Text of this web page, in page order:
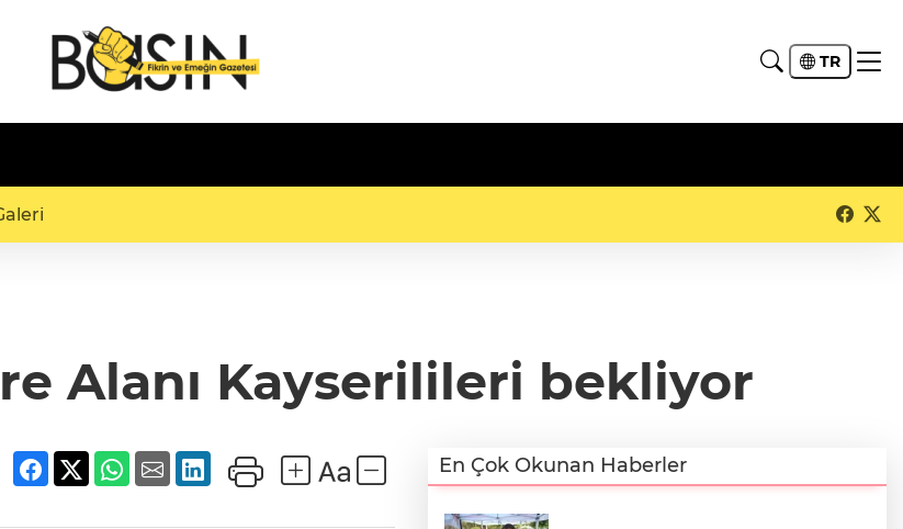
TR
Alanı Kayserilileri bekliyor
En Çok Okunan Haberler